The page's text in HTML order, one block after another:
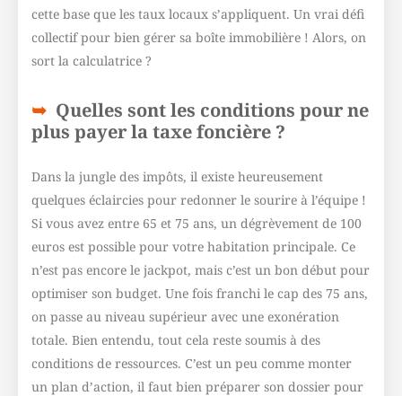
cette base que les taux locaux s’appliquent. Un vrai défi
collectif pour bien gérer sa boîte immobilière ! Alors, on
sort la calculatrice ?
Quelles sont les conditions pour ne
plus payer la taxe foncière ?
Dans la jungle des impôts, il existe heureusement
quelques éclaircies pour redonner le sourire à l’équipe !
Si vous avez entre 65 et 75 ans, un dégrèvement de 100
euros est possible pour votre habitation principale. Ce
n’est pas encore le jackpot, mais c’est un bon début pour
optimiser son budget. Une fois franchi le cap des 75 ans,
on passe au niveau supérieur avec une exonération
totale. Bien entendu, tout cela reste soumis à des
conditions de ressources. C’est un peu comme monter
un plan d’action, il faut bien préparer son dossier pour